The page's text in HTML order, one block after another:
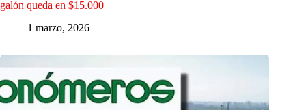
galón queda en $15.000
1 marzo, 2026